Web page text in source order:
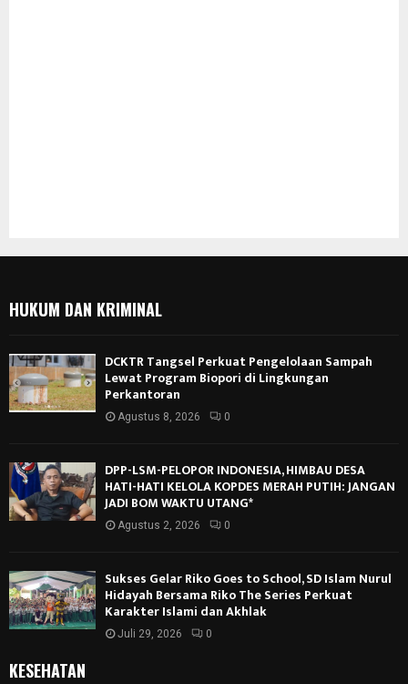
HUKUM DAN KRIMINAL
DCKTR Tangsel Perkuat Pengelolaan Sampah
Lewat Program Biopori di Lingkungan
Perkantoran
Agustus 8, 2026 0
DPP-LSM-PELOPOR INDONESIA, HIMBAU DESA
HATI-HATI KELOLA KOPDES MERAH PUTIH: JANGAN
JADI BOM WAKTU UTANG*
Agustus 2, 2026 0
Sukses Gelar Riko Goes to School, SD Islam Nurul
Hidayah Bersama Riko The Series Perkuat
Karakter Islami dan Akhlak
Juli 29, 2026 0
KESEHATAN